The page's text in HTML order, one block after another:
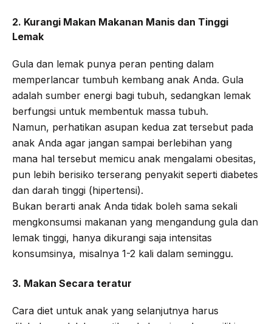
2. Kurangi Makan Makanan Manis dan Tinggi
Lemak
Gula dan lemak punya peran penting dalam
memperlancar tumbuh kembang anak Anda. Gula
adalah sumber energi bagi tubuh, sedangkan lemak
berfungsi untuk membentuk massa tubuh.
Namun, perhatikan asupan kedua zat tersebut pada
anak Anda agar jangan sampai berlebihan yang
mana hal tersebut memicu anak mengalami obesitas,
pun lebih berisiko terserang penyakit seperti diabetes
dan darah tinggi (hipertensi).
Bukan berarti anak Anda tidak boleh sama sekali
mengkonsumsi makanan yang mengandung gula dan
lemak tinggi, hanya dikurangi saja intensitas
konsumsinya, misalnya 1-2 kali dalam seminggu.
3. Makan Secara teratur
Cara diet untuk anak yang selanjutnya harus